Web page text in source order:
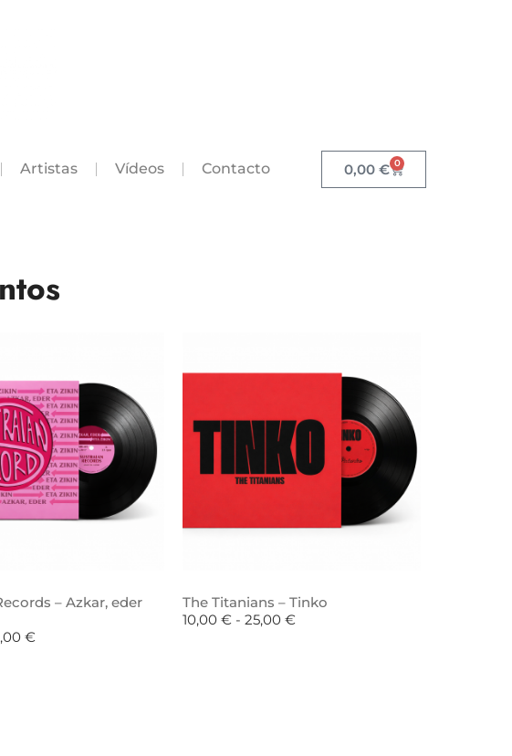
Artistas Vídeos Contacto 0,00€ 0
– Azkar, eder
€
The Titanians – Tinko
10,00 € - 25,00 €